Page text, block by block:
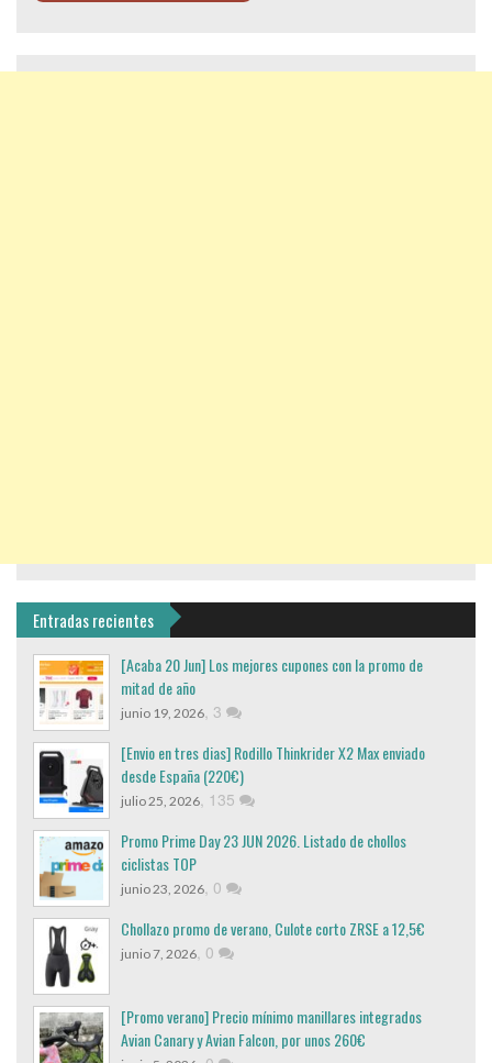
Entradas recientes
[Acaba 20 Jun] Los mejores cupones con la promo de
mitad de año
junio 19, 2026, 3
[Envio en tres dias] Rodillo Thinkrider X2 Max enviado
desde España (220€)
julio 25, 2026, 135
Promo Prime Day 23 JUN 2026. Listado de chollos
ciclistas TOP
junio 23, 2026, 0
Chollazo promo de verano, Culote corto ZRSE a 12,5€
junio 7, 2026, 0
[Promo verano] Precio mínimo manillares integrados
Avian Canary y Avian Falcon, por unos 260€